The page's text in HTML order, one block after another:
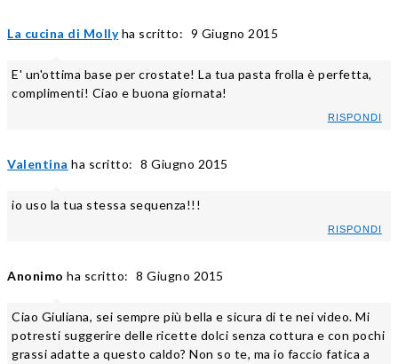
La cucina di Molly ha scritto: 9 Giugno 2015
E' un'ottima base per crostate! La tua pasta frolla è perfetta,
complimenti! Ciao e buona giornata!
RISPONDI
Valentina ha scritto: 8 Giugno 2015
io uso la tua stessa sequenza!!!
RISPONDI
Anonimo ha scritto: 8 Giugno 2015
Ciao Giuliana, sei sempre più bella e sicura di te nei video. Mi
potresti suggerire delle ricette dolci senza cottura e con pochi
grassi adatte a questo caldo? Non so te, ma io faccio fatica a